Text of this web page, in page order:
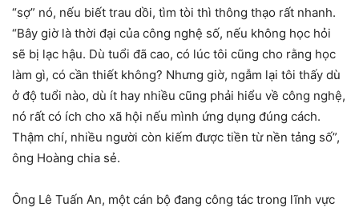
“sợ” nó, nếu biết trau dồi, tìm tòi thì thông thạo rất nhanh.
“Bây giờ là thời đại của công nghệ số, nếu không học hỏi
sẽ bị lạc hậu. Dù tuổi đã cao, có lúc tôi cũng cho rằng học
làm gì, có cần thiết không? Nhưng giờ, ngẫm lại tôi thấy dù
ở độ tuổi nào, dù ít hay nhiều cũng phải hiểu về công nghệ,
nó rất có ích cho xã hội nếu mình ứng dụng đúng cách.
Thậm chí, nhiều người còn kiếm được tiền từ nền tảng số”,
ông Hoàng chia sẻ.
Ông Lê Tuấn An, một cán bộ đang công tác trong lĩnh vực